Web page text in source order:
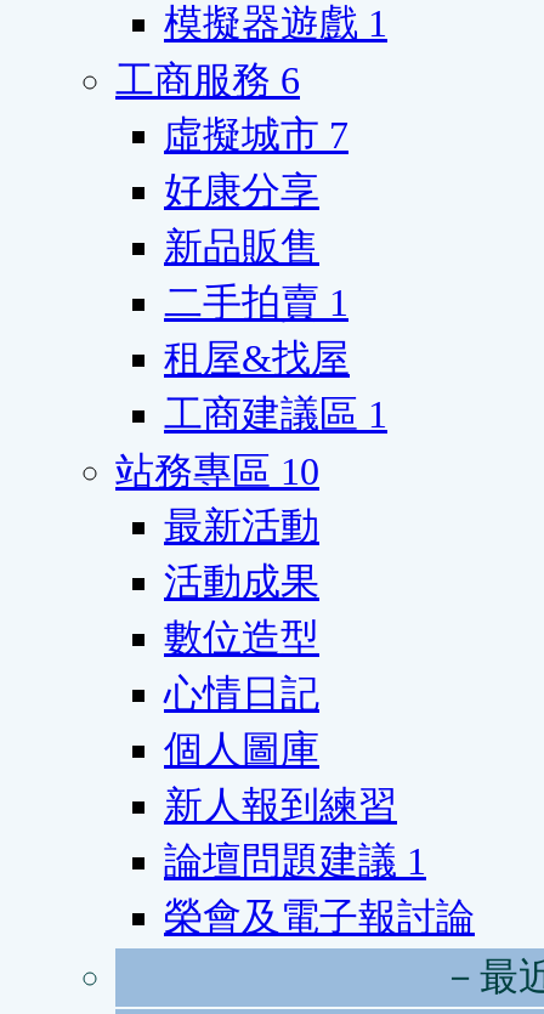
模擬器遊戲 1
工商服務 6
虛擬城市 7
好康分享
新品販售
二手拍賣 1
租屋&找屋
工商建議區 1
站務專區 10
最新活動
活動成果
數位造型
心情日記
個人圖庫
新人報到練習
論壇問題建議 1
榮會及電子報討論
－最